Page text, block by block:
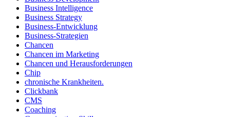
Business Intelligence
Business Strategy
Business-Entwicklung
Business-Strategien
Chancen
Chancen im Marketing
Chancen und Herausforderungen
Chip
chronische Krankheiten.
Clickbank
CMS
Coaching